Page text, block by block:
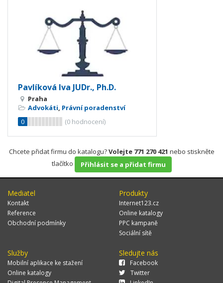
Pavlíková Iva JUDr., Ph.D.
Praha
Advokáti, Právní poradenství
0
(0 hodnocení)
Chcete přidat firmu do katalogu?Volejte 771 270 421 nebo stiskněte
tlačítko
Přihlásit se a přidat firmu
Mediatel
Kontakt
Reference
Obchodní podmínky
Produkty
Internet123.cz
Online katalogy
PPC kampaně
Sociální sítě
Služby
Mobilní aplikace ke stažení
Online katalogy
Sledujte nás
Facebook
Twitter